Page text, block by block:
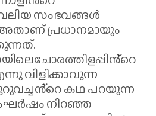
വലിയ സംഭവങ്ങൾ
അതാണ് പ്രധാനമായും
വിളിക്കാവുന്ന
കഥ പറയുന്ന
നിറഞ്ഞ